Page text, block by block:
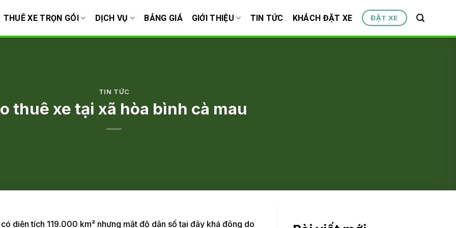
THUÊ XE TRỌN GÓI DỊCH VỤ BẢNG GIÁ GIỚI THIỆU TIN TỨC KHÁCH ĐẶT XE ĐẶT XE
TIN TỨC
thuê xe tại xã hòa bình cà mau
diện tích 119.000 km² nhưng mật độ dân số tại đây khá đông do